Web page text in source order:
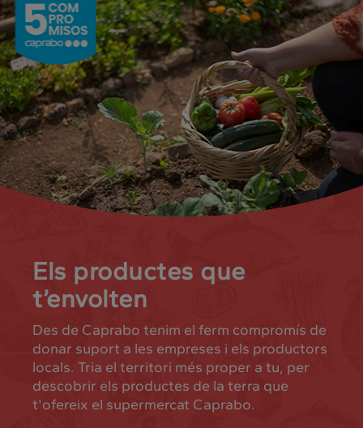
Els productes que
t’envolten
Des de Caprabo tenim el ferm compromís de
donar suport a les empreses i els productors
locals. Tria el territori més proper a tu, per
descobrir els productes de la terra que
t'ofereix el supermercat Caprabo.